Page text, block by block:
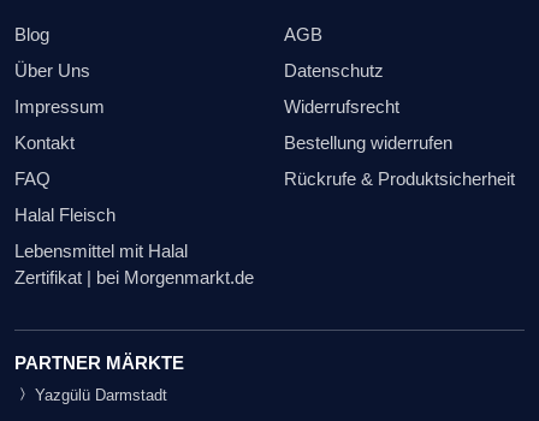
Blog
Über Uns
Impressum
Kontakt
FAQ
Halal Fleisch
Lebensmittel mit Halal
Zertifikat | bei Morgenmarkt.de
AGB
Datenschutz
Widerrufsrecht
Bestellung widerrufen
Rückrufe & Produktsicherheit
PARTNER MÄRKTE
Yazgülü Darmstadt